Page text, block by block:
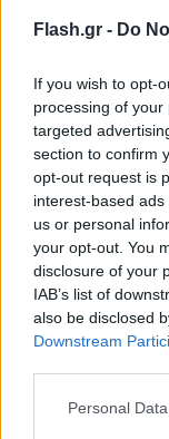
Flash.gr - Do
If you wish to opt-
processing of
targeted
section to confirm
opt-out request is
interest-based
us or personal
your opt-out. You
disclosure of your
IAB’s list of
also be disclosed
Downstream
Please note that
Personal
https://
Ο διεθνής
ωστόσο η
ξεκάθαρη, με
μέρα σε μέρα